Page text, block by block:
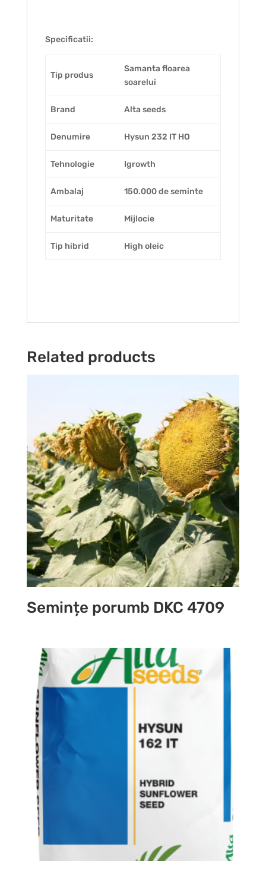
Specificatii:
Tip produs
Samanta floarea
soarelui
Brand Alta seeds
Denumire Hysun 232 IT HO
Tehnologie Igrowth
Ambalaj 150.000 de seminte
Maturitate Mijlocie
Tip hibrid High oleic
Related products
Semințe porumb DKC 4709